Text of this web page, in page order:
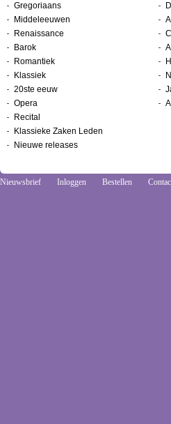
Gregoriaans
Middeleeuwen
Renaissance
Barok
Romantiek
Klassiek
20ste eeuw
Opera
Recital
Klassieke Zaken Leden
Nieuwe releases
Nieuwsbrief Inloggen Bestellen